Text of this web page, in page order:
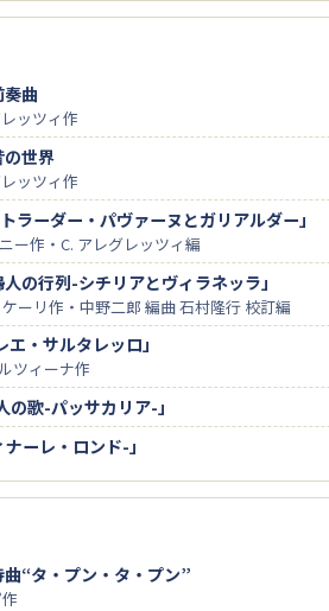
曲
ッツィ作
の世界
ッツィ作
ラーダー・パヴァーヌとガリアルダー」
ー作・C. アレグレッツィ編
の行列-シチリアとヴィラネッラ」
ーリ作・中野二郎 編曲 石村隆行 校訂編
エ・サルタレッロ」
ツィーナ作
の歌-パッサカリア-」
ーレ・ロンド-」
曲“タ・プン・タ・プン”